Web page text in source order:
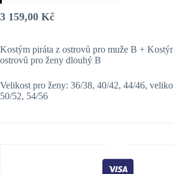
3 159,00 Kč
Kostým piráta z ostrovů pro muže B +
ostrovů pro ženy dlouhý B
Velikost pro ženy: 36/38, 40/42, 44/46,
50/52, 54/56